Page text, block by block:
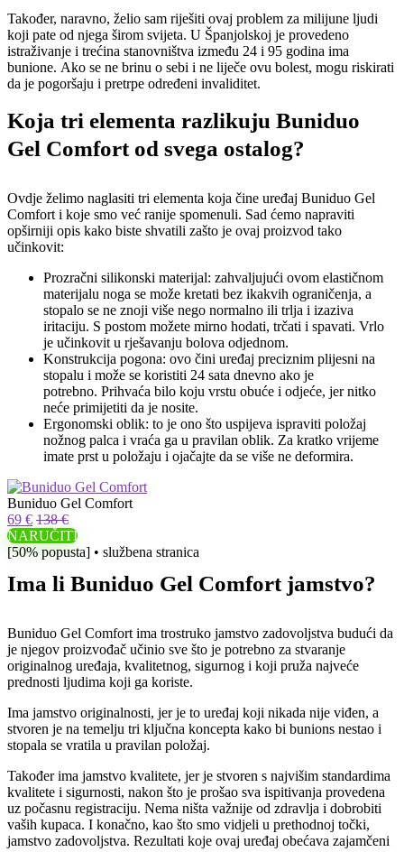
Također, naravno, želio sam riješiti ovaj problem za milijune ljudi
koji pate od njega širom svijeta. U Španjolskoj je provedeno
istraživanje i trećina stanovništva između 24 i 95 godina ima
bunione. Ako se ne brinu o sebi i ne liječe ovu bolest, mogu riskirati
da je pogoršaju i pretrpe određeni invaliditet.
Koja tri elementa razlikuju Buniduo
Gel Comfort od svega ostalog?
Ovdje želimo naglasiti tri elementa koja čine uređaj Buniduo Gel
Comfort i koje smo već ranije spomenuli. Sad ćemo napraviti
opširniji opis kako biste shvatili zašto je ovaj proizvod tako
učinkovit:
Prozračni silikonski materijal: zahvaljujući ovom elastičnom
materijalu noga se može kretati bez ikakvih ograničenja, a
stopalo se ne znoji više nego normalno ili trlja i izaziva
iritaciju. S postom možete mirno hodati, trčati i spavati. Vrlo
je učinkovit u rješavanju bolova odjednom.
Konstrukcija pogona: ovo čini uređaj preciznim plijesni na
stopalu i može se koristiti 24 sata dnevno ako je
potrebno. Prihvaća bilo koju vrstu obuće i odjeće, jer nitko
neće primijetiti da je nosite.
Ergonomski oblik: to je ono što uspijeva ispraviti položaj
nožnog palca i vraća ga u pravilan oblik. Za kratko vrijeme
imate prst u položaju i ojačajte da se više ne deformira.
Buniduo Gel Comfort
69 € 138 €
NARUČITI
[50% popusta] • službena stranica
Ima li Buniduo Gel Comfort jamstvo?
Buniduo Gel Comfort ima trostruko jamstvo zadovoljstva budući da
je njegov proizvođač učinio sve što je potrebno za stvaranje
originalnog uređaja, kvalitetnog, sigurnog i koji pruža najveće
prednosti ljudima koji ga koriste.
Ima jamstvo originalnosti, jer je to uređaj koji nikada nije viđen, a
stvoren je na temelju tri ključna koncepta kako bi bunions nestao i
stopala se vratila u pravilan položaj.
Također ima jamstvo kvalitete, jer je stvoren s najvišim standardima
kvalitete i sigurnosti, nakon što je prošao sva ispitivanja provedena
uz počasnu registraciju. Nema ništa važnije od zdravlja i dobrobiti
vaših kupaca. I konačno, kao što smo vidjeli u prethodnoj točki,
jamstvo zadovoljstva. Rezultati koje ovaj uređaj obećava zajamčeni